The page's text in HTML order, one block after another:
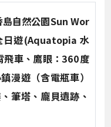
自然公園Sun Wor
遊(Aquatopia 水
飛車、鷹眼：360度
漫遊（含電瓶車）
筆塔、龐貝遺跡、